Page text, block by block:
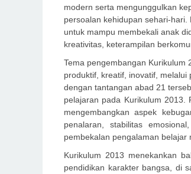
modern serta mengunggulkan
persoalan kehidupan sehari-
untuk mampu membekali anak
kreativitas, keterampilan
Tema pengembangan Kurikulum
produktif, kreatif, inovatif,
dengan tantangan abad 21
pelajaran pada Kurikulum 2013.
mengembangkan aspek
penalaran, stabilitas
pembekalan pengalaman belajar
Kurikulum 2013 menekankan
pendidikan karakter bangsa, di